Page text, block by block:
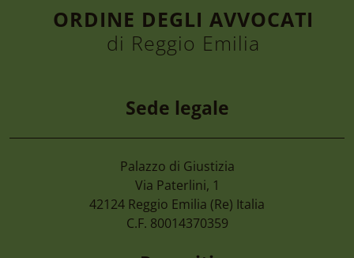
7 Agosto 2026
Camera Di Commercio Emilia –
Di Imprese Non Più Operative
ORDINE DEGLI AVVOCATI
di Reggio Emilia
Sede legale
Palazzo di Giustizia
Via Paterlini, 1
42124 Reggio Emilia (Re) Italia
C.F. 80014370359